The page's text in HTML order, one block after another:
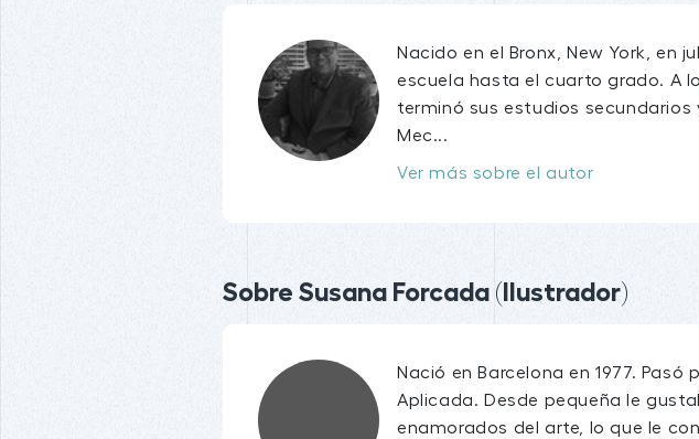
Nacido en el Bronx, New York, en
escuela hasta el cuarto grado. A
terminó sus estudios secundarios
Mec...
Ver más sobre el autor
Sobre Susana Forcada (Ilustrador)
Nació en Barcelona en 1977.
Aplicada. Desde pequeña le
enamorados del arte, lo que le